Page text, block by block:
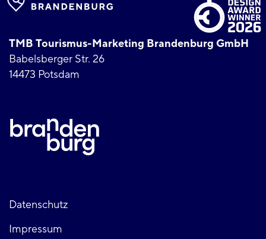
TMB Tourismus-Marketing Brandenburg GmbH
Babelsberger Str. 26
14473 Potsdam
Fußzeile
Datenschutz
Impressum